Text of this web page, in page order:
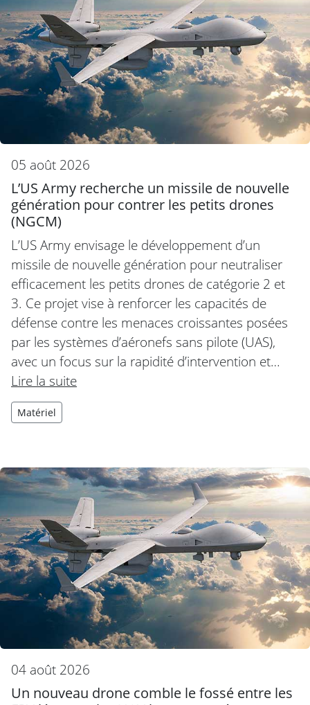
05 août 2026
L’US Army recherche un missile de nouvelle
génération pour contrer les petits drones
(NGCM)
L’US Army envisage le développement d’un
missile de nouvelle génération pour neutraliser
efficacement les petits drones de catégorie 2 et
3. Ce projet vise à renforcer les capacités de
défense contre les menaces croissantes posées
par les systèmes d’aéronefs sans pilote (UAS),
avec un focus sur la rapidité d’intervention et…
Lire la suite
Matériel
04 août 2026
Un nouveau drone comble le fossé entre les